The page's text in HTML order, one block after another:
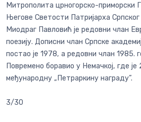
Митрополита црногорско-приморски
Његове Светости Патријарха Српског
Миодраг Павловић је редовни члан
поезију. Дописни члан Српске
постао је 1978, а редовни члан 1985.
Повремено боравио у Немачкој, где
међународну „Петраркину награду”.
3/30